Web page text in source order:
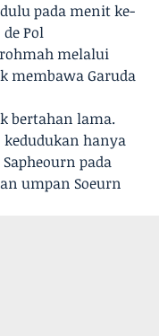
pada menit ke-
Pol
melalui
membawa Garuda
bertahan lama.
hanya
pada
umpan Soeurn